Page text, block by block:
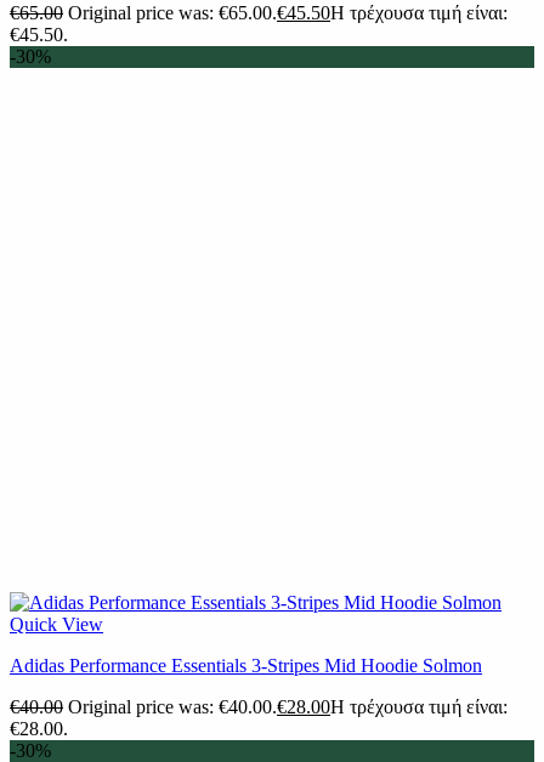
€65.00 Original price was: €65.00.€45.50Η τρέχουσα τιμή είναι:
€45.50.
-30%
Quick View
Adidas Performance Essentials 3-Stripes Mid Hoodie Solmon
€40.00 Original price was: €40.00.€28.00Η τρέχουσα τιμή είναι:
€28.00.
-30%